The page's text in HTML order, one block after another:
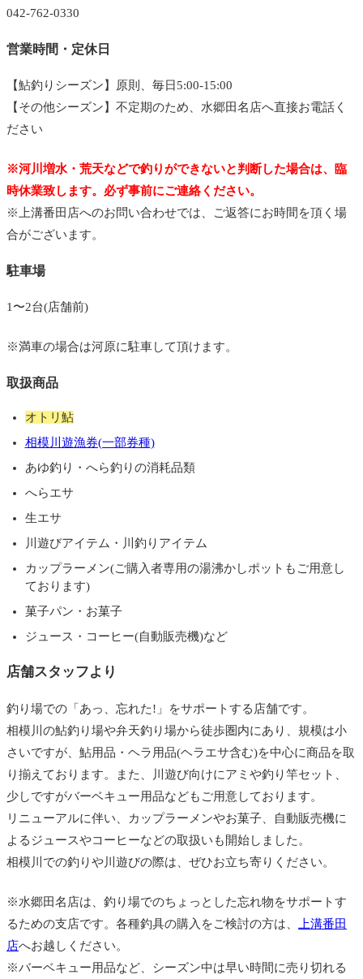
042-762-0330
営業時間・定休日
【鮎釣りシーズン】原則、毎日5:00-15:00
【その他シーズン】不定期のため、水郷田名店へ直接お電話く
ださい
※河川増水・荒天などで釣りができないと判断した場合は、臨
時休業致します。必ず事前にご連絡ください。
※上溝番田店へのお問い合わせでは、ご返答にお時間を頂く場
合がございます。
駐車場
1〜2台(店舗前)
※満車の場合は河原に駐車して頂けます。
取扱商品
オトリ鮎
相模川遊漁券(一部券種)
あゆ釣り・へら釣りの消耗品類
へらエサ
生エサ
川遊びアイテム・川釣りアイテム
カップラーメン(ご購入者専用の湯沸かしポットもご用意し
ております)
菓子パン・お菓子
ジュース・コーヒー(自動販売機)など
店舗スタッフより
釣り場での「あっ、忘れた!」をサポートする店舗です。
相模川の鮎釣り場や弁天釣り場から徒歩圏内にあり、規模は小
さいですが、鮎用品・ヘラ用品(ヘラエサ含む)を中心に商品を取
り揃えております。また、川遊び向けにアミや釣り竿セット、
少しですがバーベキュー用品などもご用意しております。
リニューアルに伴い、カップラーメンやお菓子、自動販売機に
よるジュースやコーヒーなどの取扱いも開始しました。
相模川での釣りや川遊びの際は、ぜひお立ち寄りください。
※水郷田名店は、釣り場でのちょっとした忘れ物をサポートす
るための支店です。各種釣具の購入をご検討の方は、
上溝番田
店へお越しください。
※バーベキュー用品など、シーズン中は早い時間に売り切れる